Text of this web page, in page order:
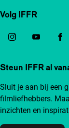
Volg IFFR
Steun IFFR al
Sluit je aan bij een
filmliefhebbers.
inzichten en